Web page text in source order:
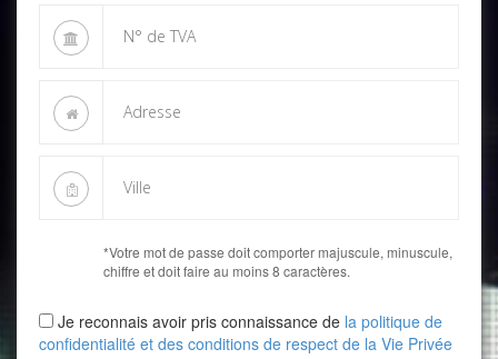
*Votre mot de passe doit comporter majuscule, minuscule,
chiffre et doit faire au moins 8 caractères.
Je reconnais avoir pris connaissance de la politique de
confidentialité et des conditions de respect de la Vie Privée